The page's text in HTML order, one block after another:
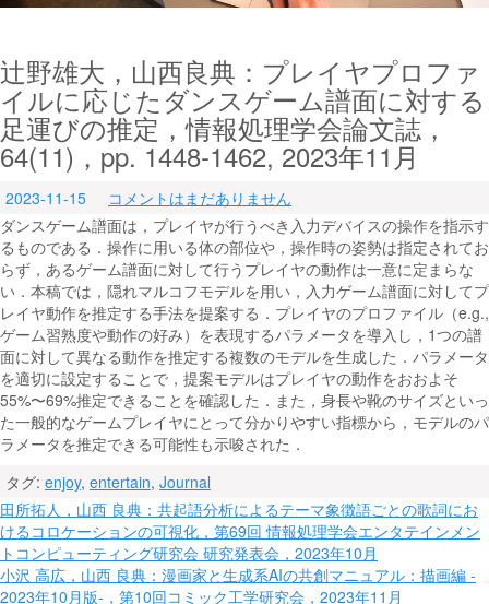
辻野雄大，山西良典：プレイヤプロファ
イルに応じたダンスゲーム譜面に対する
足運びの推定，情報処理学会論文誌，
64(11)，pp. 1448-1462, 2023年11月
2023-11-15
コメントはまだありません
ダンスゲーム譜面は，プレイヤが行うべき入力デバイスの操作を指示す
るものである．操作に用いる体の部位や，操作時の姿勢は指定されてお
らず，あるゲーム譜面に対して行うプレイヤの動作は一意に定まらな
い．本稿では，隠れマルコフモデルを用い，入力ゲーム譜面に対してプ
レイヤ動作を推定する手法を提案する．プレイヤのプロファイル（e.g.,
ゲーム習熟度や動作の好み）を表現するパラメータを導入し，1つの譜
面に対して異なる動作を推定する複数のモデルを生成した．パラメータ
を適切に設定することで，提案モデルはプレイヤの動作をおおよそ
55%〜69%推定できることを確認した．また，身長や靴のサイズといっ
た一般的なゲームプレイヤにとって分かりやすい指標から，モデルのパ
ラメータを推定できる可能性も示唆された．
タグ: enjoy, entertain, Journal
投
稿
ナ
田所拓人，山西 良典：共起語分析によるテーマ象徴語ごとの歌詞にお
けるコロケーションの可視化，第69回 情報処理学会エンタテインメン
トコンピューティング研究会 研究発表会，2023年10月
小沢 高広，山西 良典：漫画家と生成系AIの共創マニュアル：描画編 ‐
2023年10月版‐，第10回コミック工学研究会，2023年11月